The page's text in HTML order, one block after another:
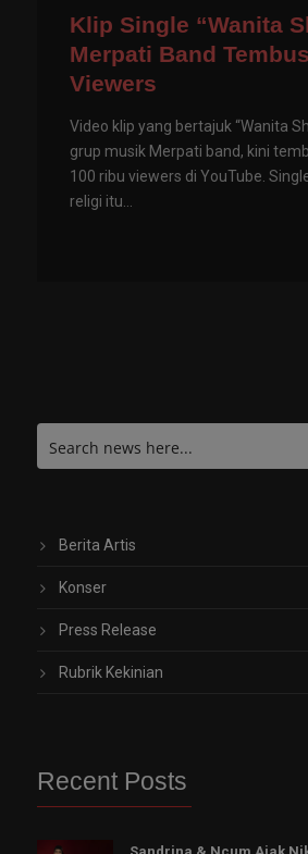
Klip Single “Wanita
Merpati Band
Viewers
Video klip yang bertajuk “Wanita
grup musik Merpati band, kini
100 ribu viewers di YouTube.
religi itu...
Berita Artis
Konser
Press Release
Rubrik Kekinian
Recent Posts